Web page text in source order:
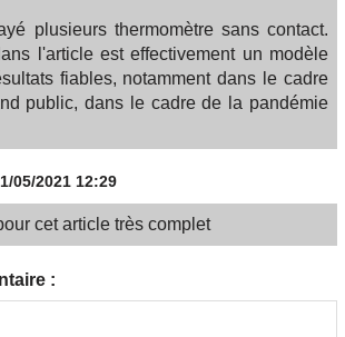
plusieurs thermomètre sans contact.
l'article est effectivement un modèle
fiables, notamment dans le cadre
public, dans le cadre de la pandémie
05/2021 12:29
cet article très complet
: